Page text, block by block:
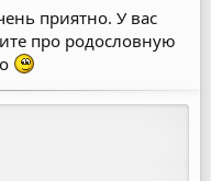
приятно. У вас
про родословную